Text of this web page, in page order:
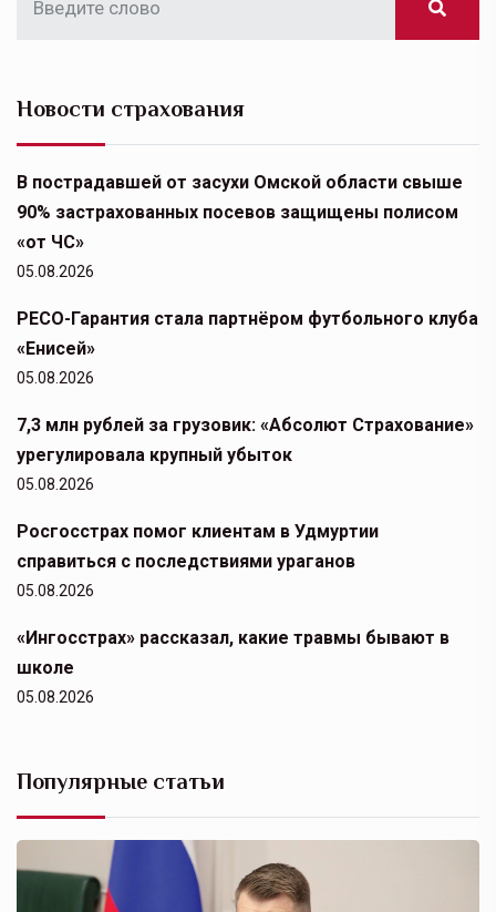
Новости страхования
В пострадавшей от засухи Омской области свыше
90% застрахованных посевов защищены полисом
«от ЧС»
05.08.2026
РЕСО-Гарантия стала партнёром футбольного клуба
«Енисей»
05.08.2026
7,3 млн рублей за грузовик: «Абсолют Страхование»
урегулировала крупный убыток
05.08.2026
Росгосстрах помог клиентам в Удмуртии
справиться с последствиями ураганов
05.08.2026
«Ингосстрах» рассказал, какие травмы бывают в
школе
05.08.2026
Популярные статьи